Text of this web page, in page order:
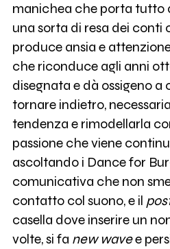
manichea che porta tutto
una sorta di resa dei conti
produce ansia e
che riconduce agli anni
disegnata e dà ossigeno a
tornare indietro,
tendenza e rimodellarla
passione che viene
ascoltando i Dance for
comunicativa che non
contatto col suono, e il
casella dove inserire un
volte, si fa new wavee